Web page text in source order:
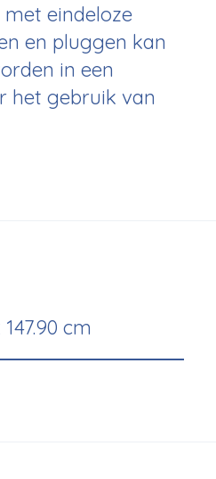
eindeloze
en pluggen kan
in een
het gebruik van
cm